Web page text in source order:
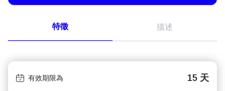
特徵 描述
有效期限為 15 天